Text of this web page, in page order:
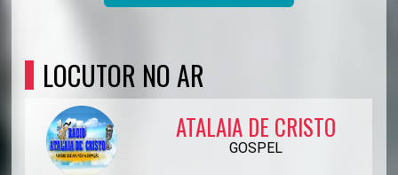
LOCUTOR NO AR
ATALAIA DE CRISTO
GOSPEL